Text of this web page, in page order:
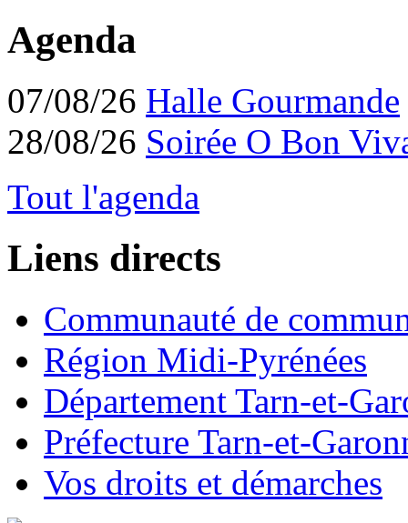
Agenda
07/08/26 Halle Gourmande
28/08/26 Soirée O Bon
Tout l'agenda
Liens directs
Communauté de
Région Midi-Pyrénées
Département Tarn-et-
Préfecture Tarn-et-
Vos droits et démarches